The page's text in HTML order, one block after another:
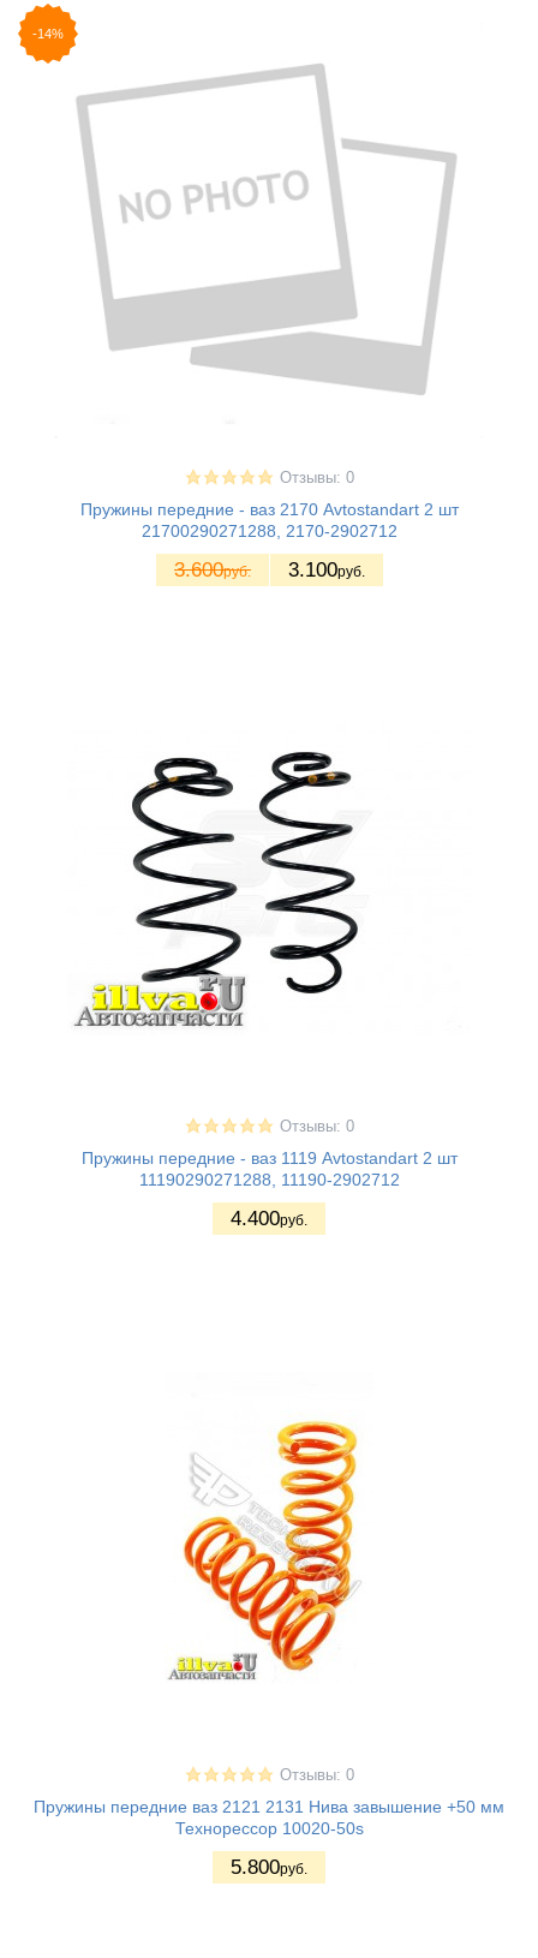
-14%
Отзывы: 0
Пружины передние - ваз 2170 Avtostandart 2 шт
21700290271288, 2170-2902712
3.600руб. 3.100руб.
Отзывы: 0
Пружины передние - ваз 1119 Avtostandart 2 шт
11190290271288, 11190-2902712
4.400руб.
Отзывы: 0
Пружины передние ваз 2121 2131 Нива завышение +50 мм
Технорессор 10020-50s
5.800руб.